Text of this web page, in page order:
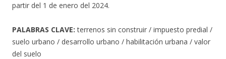
partir del 1 de enero del 2024.
PALABRAS CLAVE: terrenos sin construir / impuesto predial /
suelo urbano / desarrollo urbano / habilitación urbana / valor
del suelo